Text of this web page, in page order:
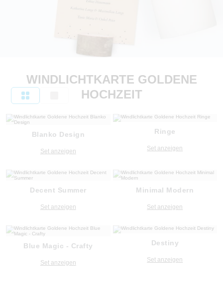
WINDLICHTKARTE GOLDENE
HOCHZEIT
Blanko Design
Set anzeigen
Ringe
Set anzeigen
Decent Summer
Set anzeigen
Minimal Modern
Set anzeigen
Blue Magic - Crafty
Set anzeigen
Destiny
Set anzeigen